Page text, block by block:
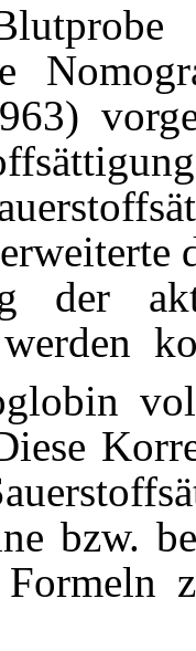
der
bzw.
Formeln